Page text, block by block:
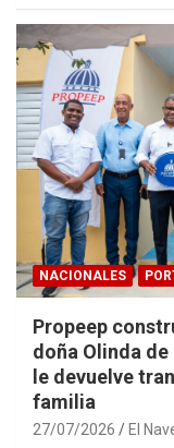
NACIONALES
Propeep
doña Olinda
le devuelve
familia
27/07/2026 El